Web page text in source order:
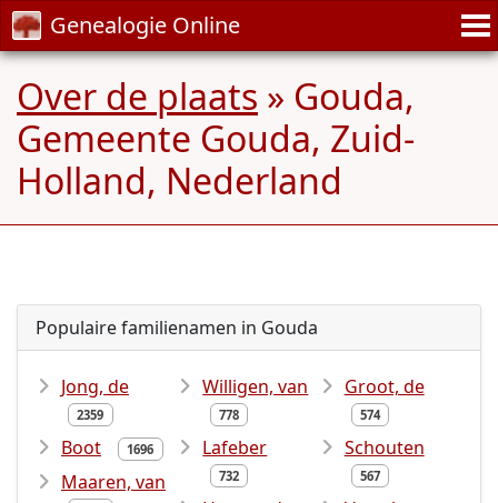
Genealogie Online
Over de plaats » Gouda,
Gemeente Gouda, Zuid-
Holland, Nederland
Populaire familienamen in Gouda
Jong, de
2359
Boot 1696
Maaren, van
Willigen, van
778
Lafeber
732
Groot, de
574
Schouten
567